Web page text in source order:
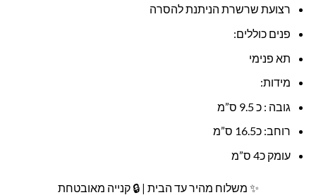
רצועת שרשרת הניתנת להסרה
פנים כוללים:
תא פנימי
מידות:
גובה : כ 9.5 ס”מ
רוחב: כ16.5 ס”מ
עומק כ4 ס”מ
✨ משלוח מהיר עד הבית | 🔒 קנייה מאובטחת